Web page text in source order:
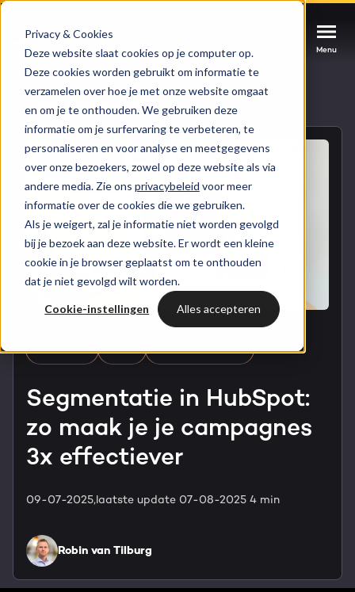
Privacy & Cookies
Deze website slaat cookies op je computer op.
Deze cookies worden gebruikt om informatie te
verzamelen over hoe je met onze website omgaat
en om je te onthouden. We gebruiken deze
informatie om je surfervaring te verbeteren, te
personaliseren en voor analyse en meetgegevens
over onze bezoekers, zowel op deze website als via
andere media. Zie ons privacybeleid voor meer
informatie over de cookies die we gebruiken.
Als je weigert, zal je informatie niet worden gevolgd
bij je bezoek aan deze website. Er wordt een kleine
cookie in je browser geplaatst om te onthouden
dat je niet gevolgd wilt worden.
Cookie-instellingen Alles accepteren
Menu
Menu
HUBSPOT SERVICES
HubSpot implementatie
HubSpot automations
HubSpot integraties
GROWTH SERVICES
Marketing automation
Cases
Branches
Bright
WELKOM BIJ BRIGHT
Team
Contact
HubSpot partner
Awards
Inspiratie
Blog
Events & webinars
Menu
Could not loads results. Please refresh the
page.
Naar blogoverzicht
HUBSPOT CRM CRM MARKETING
Segmentatie in HubSpot:
zo maak je je campagnes
3x effectiever
09-07-2025,laatste update 07-08-2025 4 min
Robin van Tilburg